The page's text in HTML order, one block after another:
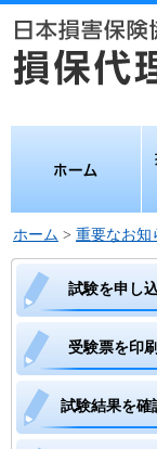
ホーム > 重要なお知
試験を申し
受験票を印
試験結果を確